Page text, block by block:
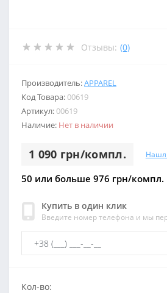
Отзывы: (0)
Производитель:APPAREL
Код Товара:00619
Артикул:00619
Наличие: Нет в наличии
1 090 грн/компл.
50 или больше 976 грн/компл.
Купить в один клик
Введите номер телефона и мы
Кол-во: